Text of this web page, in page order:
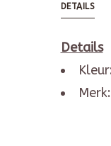
DETAILS
Details